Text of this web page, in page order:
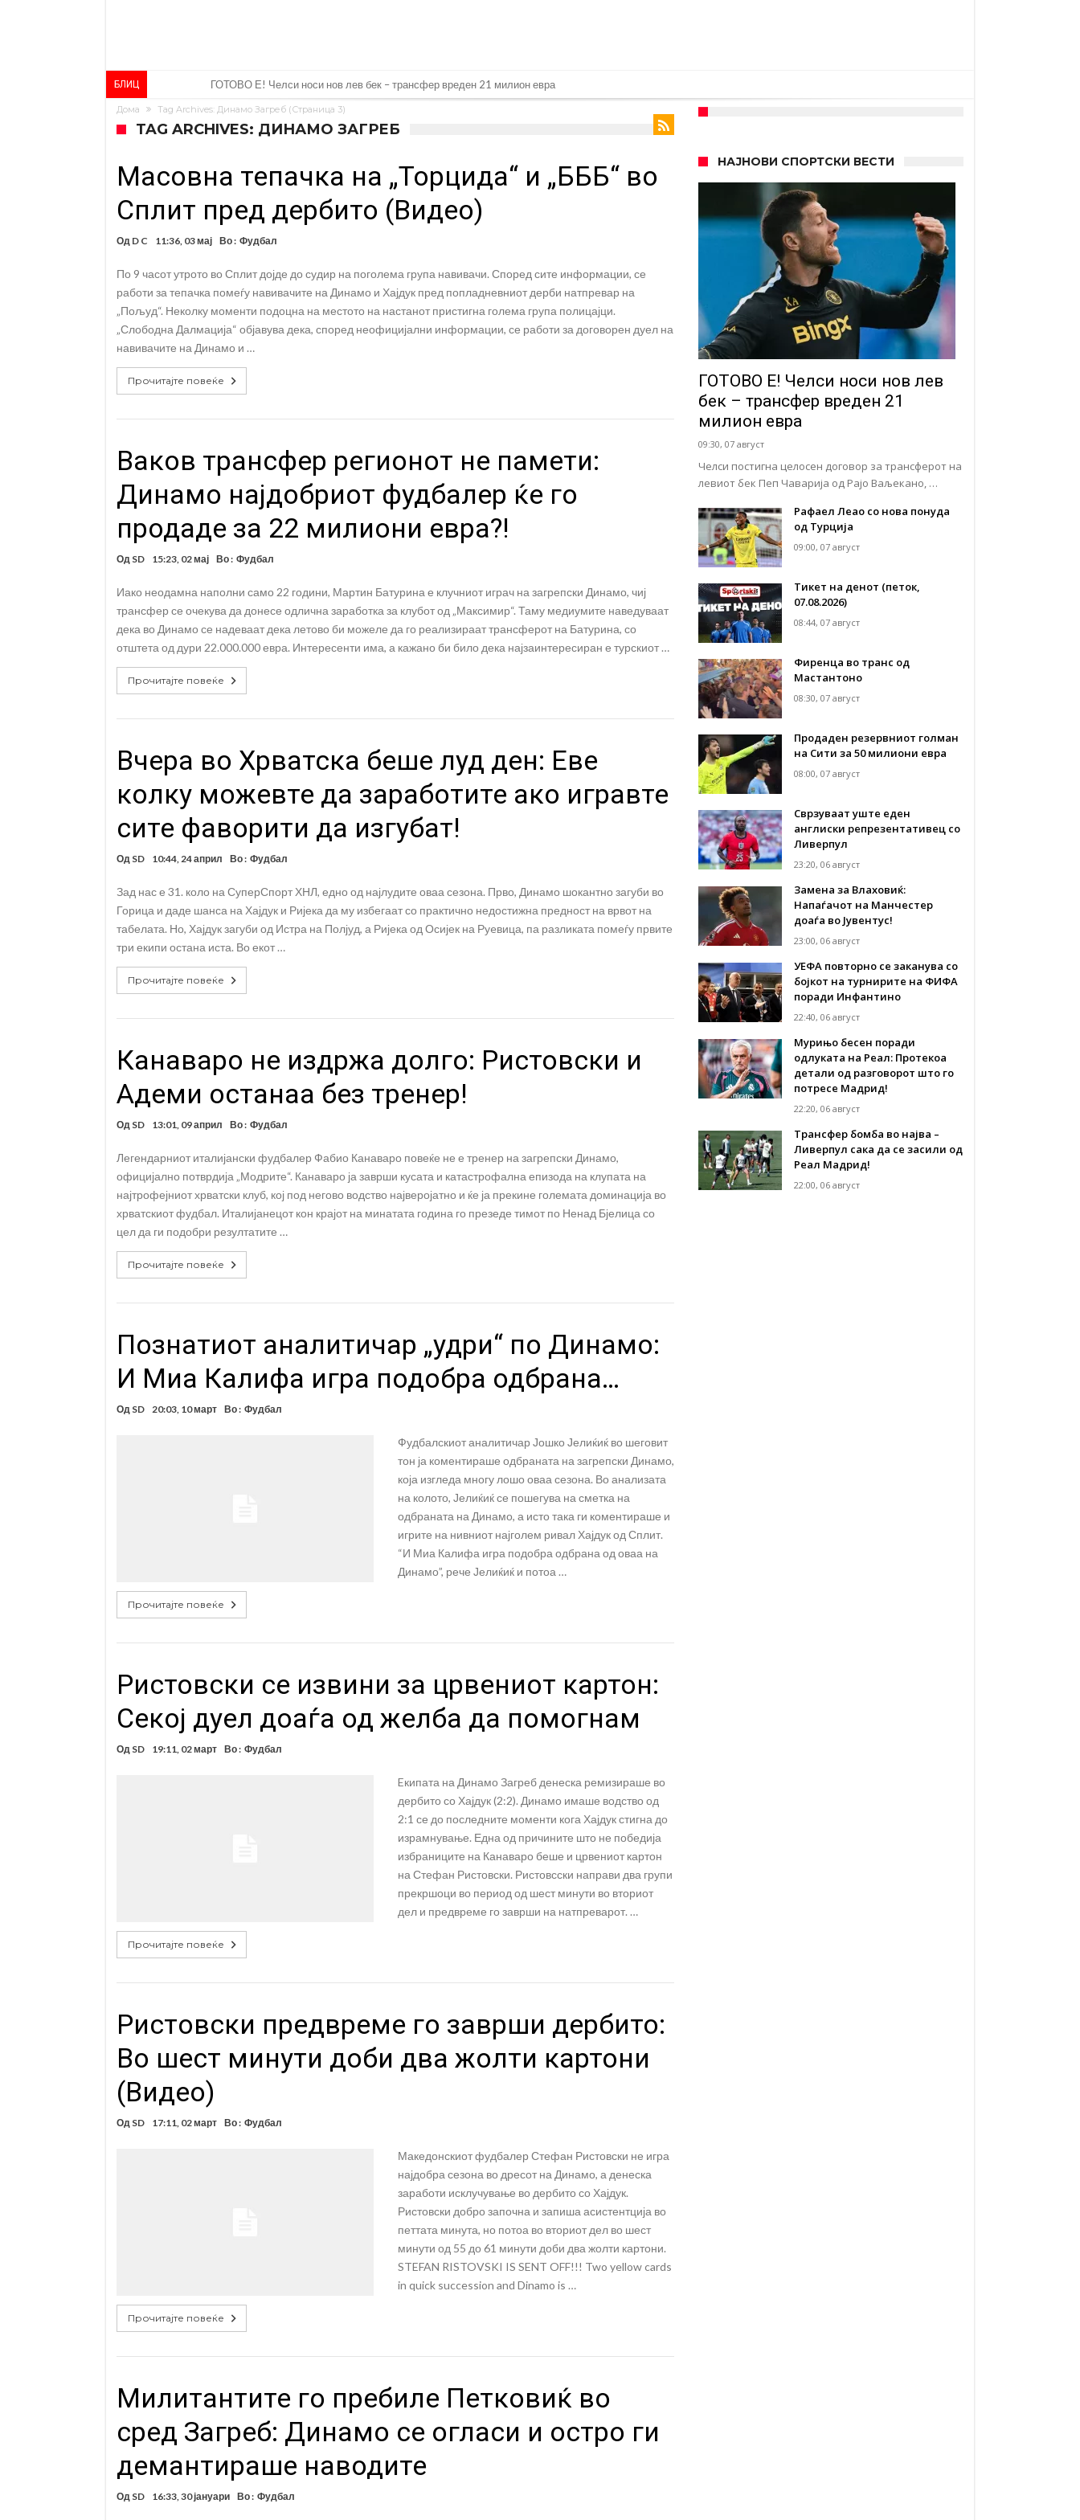
БЛИЦ Рафаел Леао со нова понуда од Турција
Тикет на денот (петок, 07.08.2026)
Фиренца во транс од Мастантоно
Продаден резервниот голман на Сити за 50 милиони евра
Сврзуваат уште еден англиски репрезентативец со Ливерпул
Замена за Влаховиќ: Напаѓачот на Манчестер доаѓа во Јувентус!
УЕФА повторно се заканува со бојкот на турнирите на ФИФА поради Инфантино
Мурињо бесен поради одлуката на Реал: Протекоа детали од разговорот што го потресе Мадрид!
Трансфер бомба во најва – Ливерпул сака да се засили од Реал Мадрид!
Дома Tag Archives: Динамо Загреб(Страница 3)
TAG ARCHIVES: ДИНАМО ЗАГРЕБ
Масовна тепачка на „Торцида“ и „БББ“ во
Сплит пред дербито (Видео)
Од D C 11:36, 03 мај Во : Фудбал
По 9 часот утрото во Сплит дојде до судир на поголема група навивачи. Според сите информации, се
работи за тепачка помеѓу навивачите на Динамо и Хајдук пред попладневниот дерби натпревар на
„Пољуд“. Неколку моменти подоцна на местото на настанот пристигна голема група полицајци.
„Слободна Далмација“ објавува дека, според неофицијални информации, се работи за договорен дуел на
навивачите на Динамо и …
Прочитајте повеќе
Ваков трансфер регионот не памети:
Динамо најдобриот фудбалер ќе го
продаде за 22 милиони евра?!
Од SD 15:23, 02 мај Во : Фудбал
Иако неодамна наполни само 22 години, Мартин Батурина е клучниот играч на загрепски Динамо, чиј
трансфер се очекува да донесе одлична заработка за клубот од „Максимир“. Таму медиумите наведуваат
дека во Динамо се надеваат дека летово би можеле да го реализираат трансферот на Батурина, со
отштета од дури 22.000.000 евра. Интересенти има, а кажано би било дека најзаинтересиран е турскиот …
Прочитајте повеќе
Вчера во Хрватска беше луд ден: Еве
колку можевте да заработите ако игравте
сите фаворити да изгубат!
Од SD 10:44, 24 април Во : Фудбал
Зад нас е 31. коло на СуперСпорт ХНЛ, едно од најлудите оваа сезона. Прво, Динамо шокантно загуби во
Горица и даде шанса на Хајдук и Ријека да му избегаат со практично недостижна предност на врвот на
табелата. Но, Хајдук загуби од Истра на Полјуд, а Ријека од Осијек на Руeвица, па разликата помеѓу првите
три екипи остана иста. Во екот …
Прочитајте повеќе
Канаваро не издржа долго: Ристовски и
Адеми останаа без тренер!
Од SD 13:01, 09 април Во : Фудбал
Легендарниот италијански фудбалер Фабио Канаваро повеќе не е тренер на загрепски Динамо,
официјално потврдија „Модрите“. Канаваро ја заврши кусата и катастрофална епизода на клупата на
најтрофејниот хрватски клуб, кој под негово водство најверојатно и ќе ја прекине големата доминација во
хрватскиот фудбал. Италијанецот кон крајот на минатата година го презеде тимот по Ненад Бјелица со
цел да ги подобри резултатите …
Прочитајте повеќе
Познатиот аналитичар „удри“ по Динамо:
И Миа Калифа игра подобра одбрана…
Од SD 20:03, 10 март Во : Фудбал
Фудбалскиот аналитичар Јошко Јелиќиќ во шеговит
тон ја коментираше одбраната на загрепски Динамо,
која изгледа многу лошо оваа сезона. Во анализата
на колото, Јелиќиќ се пошегува на сметка на
одбраната на Динамо, а исто така ги коментираше и
игрите на нивниот најголем ривал Хајдук од Сплит.
“И Миа Калифа игра подобра одбрана од оваа на
Динамо”, рече Јелиќиќ и потоа …
Прочитајте повеќе
Ристовски се извини за црвениот картон:
Секој дуел доаѓа од желба да помогнам
Од SD 19:11, 02 март Во : Фудбал
Eкипата на Динамо Загреб денеска ремизираше во
дербито со Хајдук (2:2). Динамо имаше водство од
2:1 се до последните моменти кога Хајдук стигна до
израмнување. Една од причините што не победија
избраниците на Канаваро беше и црвениот картон
на Стефан Ристовски. Ристовсски направи два групи
прекршоци во период од шест минути во вториот
дел и предвреме го заврши на натпреварот. …
Прочитајте повеќе
Ристoвски предвреме го заврши дербито:
Во шест минути доби два жолти картони
(Видео)
Од SD 17:11, 02 март Во : Фудбал
Македонскиот фудбалер Стефан Ристовски не игра
најдобра сезона во дресот на Динамо, а денеска
заработи исклучување во дербито со Хајдук.
Ристовски добро започна и запиша асистентција во
петтата минута, но потоа во вториот дел во шест
минути од 55 до 61 минути доби два жолти картони.
STEFAN RISTOVSKI IS SENT OFF!!! Two yellow cards
in quick succession and Dinamo is …
Прочитајте повеќе
Милитантите го пребиле Петковиќ во
сред Загреб: Динамо се огласи и остро ги
демантираше наводите
Од SD 16:33, 30 јануари Во : Фудбал
НАЈНОВИ СПОРТСКИ ВЕСТИ
ГОТОВО Е! Челси носи нов лев
бек – трансфер вреден 21
милион евра
09:30, 07 август
Челси постигна целосен договор за трансферот на
левиот бек Пеп Чаварија од Рајо Ваљекано, …
Рафаел Леао со нова понуда
од Турција
09:00, 07 август
Тикет на денот (петок,
07.08.2026)
08:44, 07 август
Фиренца во транс од
Мастантоно
08:30, 07 август
Продаден резервниот голман
на Сити за 50 милиони евра
08:00, 07 август
Сврзуваат уште еден
англиски репрезентативец со
Ливерпул
23:20, 06 август
Замена за Влаховиќ:
Напаѓачот на Манчестер
доаѓа во Јувентус!
23:00, 06 август
УЕФА повторно се заканува со
бојкот на турнирите на ФИФА
поради Инфантино
22:40, 06 август
Мурињо бесен поради
одлуката на Реал: Протекоа
детали од разговорот што го
потресе Мадрид!
22:20, 06 август
Трансфер бомба во најва –
Ливерпул сака да се засили од
Реал Мадрид!
22:00, 06 август